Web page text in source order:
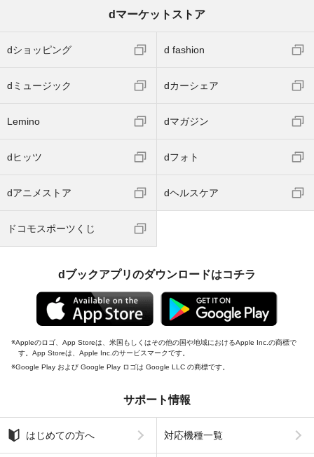
dマーケットストア
dショッピング d fashion
dミュージック dカーシェア
Lemino dマガジン
dヒッツ dフォト
dアニメストア dヘルスケア
ドコモスポーツくじ
dブックアプリのダウンロードはコチラ
Appleのロゴ、App Storeは、米国もしくはその他の国や地域におけるApple Inc.の商標で
す。App Storeは、Apple Inc.のサービスマークです。
Google Play および Google Play ロゴは Google LLC の商標です。
サポート情報
はじめての方へ 対応機種一覧